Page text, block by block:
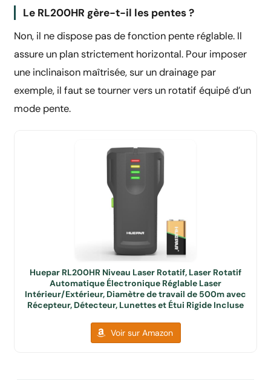
Le RL200HR gère-t-il les pentes ?
Non, il ne dispose pas de fonction pente réglable. Il
assure un plan strictement horizontal. Pour imposer
une inclinaison maîtrisée, sur un drainage par
exemple, il faut se tourner vers un rotatif équipé d’un
mode pente.
Huepar RL200HR Niveau Laser Rotatif, Laser Rotatif
Automatique Électronique Réglable Laser
Intérieur/Extérieur, Diamètre de travail de 500m avec
Récepteur, Détecteur, Lunettes et Étui Rigide Incluse
Voir sur Amazon